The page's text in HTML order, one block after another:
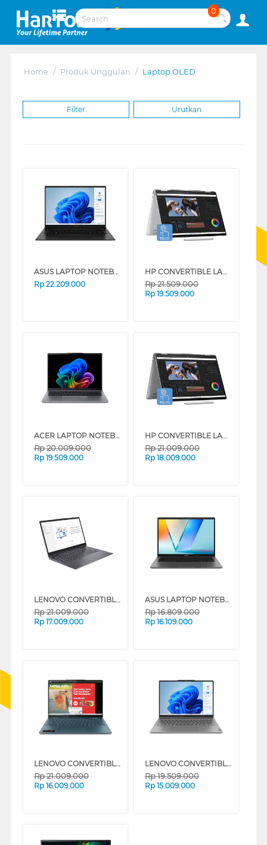
0
Home / Produk Unggulan / Laptop OLED
Filter Urutkan
ASUS LAPTOP NOTEBOOK ZENBOOK UM3406KA-OLEDS7311M AMD AI R7-350
Rp 22.209.000
HP CONVERTIBLE LAPTOP NOTEBOOK ENVY X360-FA0888AU AMD RYZEN 7-8840HS
Rp21.509.000
Rp 19.509.000
ACER LAPTOP NOTEBOOK SWIFT GO 14 AI SFG14-64-R3PS AMD RYZEN 7- AI 350
Rp20.009.000
Rp 19.509.000
HP CONVERTIBLE LAPTOP NOTEBOOK ENVY X360-FC0777TU INTEL EVO CORE 7-155U
Rp21.009.000
Rp 18.009.000
LENOVO CONVERTIBLE LAPTOP NOTEBOOK YOGA 7 14IRL8 INTEL EVO CORE I5-1340P
Rp21.009.000
Rp 17.009.000
ASUS LAPTOP NOTEBOOK VIVOBOOK S M3407HA-OLED5111M AMD RYZEN 5 220
Rp16.809.000
Rp 16.109.000
LENOVO CONVERTIBLE LAPTOP YOGA7-14AKP10 AMD RYZEN AI 5 340
Rp21.009.000
Rp 16.009.000
LENOVO CONVERTIBLE LAPTOP NOTEBOOK IDEAPAD 5 2IN1 14IRU9 INTEL CORE 7-150U
Rp19.509.000
Rp 15.009.000